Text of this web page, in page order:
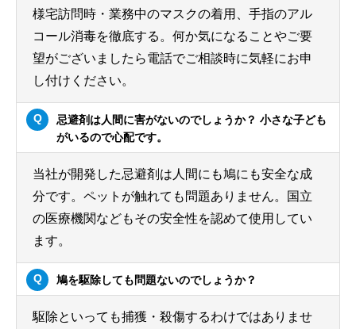
様宅訪問時・業務中のマスクの着用、手指のアル
コール消毒を徹底する。何か気になることやご要
望がございましたら電話でご相談時に気軽にお申
し付けください。
忌避剤は人間に害がないのでしょうか？ 小さな子ども
がいるので心配です。
当社が開発した忌避剤は人間にも鳩にも安全な成
分です。ペットが触れても問題ありません。国立
の医療機関などもその安全性を認めて使用してい
ます。
鳩を駆除しても問題ないのでしょうか？
駆除といっても捕獲・殺傷するわけではありませ